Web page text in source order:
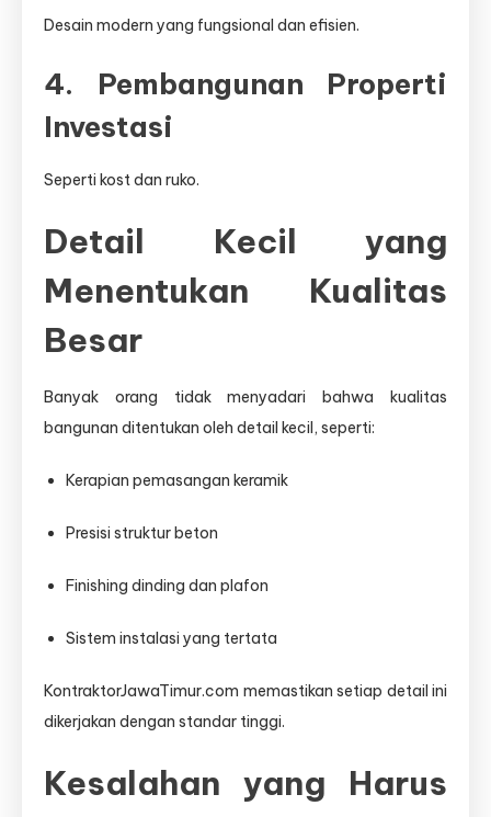
Desain modern yang fungsional dan efisien.
4. Pembangunan Properti
Investasi
Seperti kost dan ruko.
Detail Kecil yang
Menentukan Kualitas
Besar
Banyak orang tidak menyadari bahwa kualitas
bangunan ditentukan oleh detail kecil, seperti:
Kerapian pemasangan keramik
Presisi struktur beton
Finishing dinding dan plafon
Sistem instalasi yang tertata
KontraktorJawaTimur.com memastikan setiap detail ini
dikerjakan dengan standar tinggi.
Kesalahan yang Harus